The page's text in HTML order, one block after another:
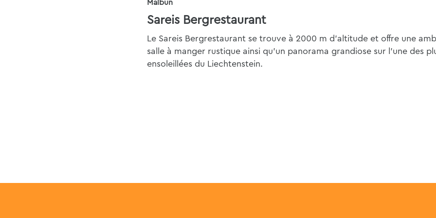
Malbun
Sareis Bergrestaurant
Le Sareis Bergrestaurant se trouve à 2000 m d'altitude et offre une
salle à manger rustique ainsi qu'un panorama grandiose sur l'une des
ensoleillées du Liechtenstein.